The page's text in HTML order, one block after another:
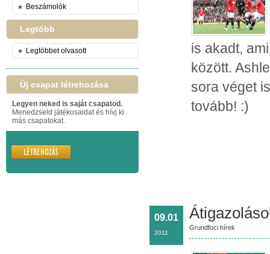
Beszámolók
Legtöbb
Legtöbbet olvasott
Új csapat létrehozása
Legyen neked is saját csapatod.
Menedzseld játékosaidat és hívj ki
más csapatokat.
is akadt,
között.
sora véget
tovább! :)
09.01
2011
Grundfoci hírek